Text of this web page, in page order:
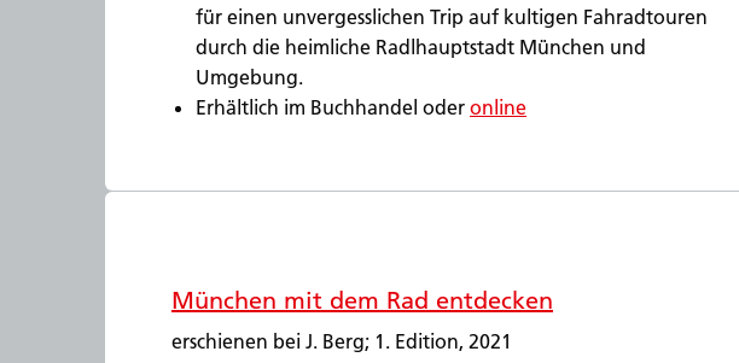
für einen unvergesslichen Trip auf kultigen Fahradtouren
durch die heimliche Radlhauptstadt München und
Umgebung.
Erhältlich im Buchhandel oder online
München mit dem Rad entdecken
erschienen bei J. Berg; 1. Edition, 2021